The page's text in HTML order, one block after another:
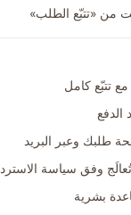
من «تتبّع الطلب»
تتبّع كامل
الدفع
طلبك وعبر البريد
وفق سياسة
بشرية